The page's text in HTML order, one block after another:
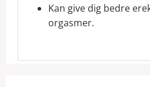
Kan give dig bedre
orgasmer.